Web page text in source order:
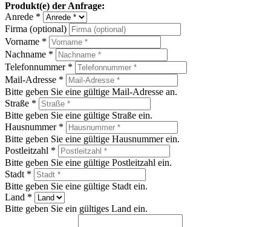
Produkt(e) der Anfrage:
Anrede *
Firma (optional)
Vorname *
Nachname *
Telefonnummer *
Mail-Adresse *
Bitte geben Sie eine gültige Mail-Adresse an.
Straße *
Bitte geben Sie eine gültige Straße ein.
Hausnummer *
Bitte geben Sie eine gültige Hausnummer ein.
Postleitzahl *
Bitte geben Sie eine gültige Postleitzahl ein.
Stadt *
Bitte geben Sie eine gültige Stadt ein.
Land *
Bitte geben Sie ein gültiges Land ein.